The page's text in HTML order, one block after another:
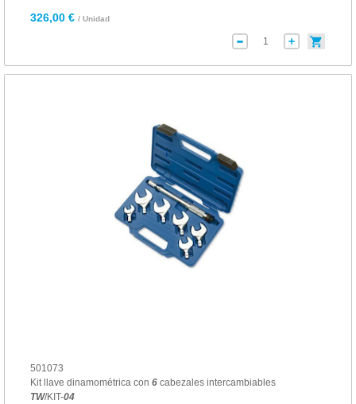
326,00 € / Unidad
501073
Kit llave dinamométrica con 6cabezales intercambiables
TW/KIT-04